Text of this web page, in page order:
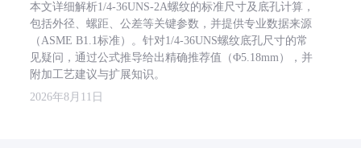
本文详细解析1/4-36UNS-2A螺纹的标准尺寸及底孔计算，
包括外径、螺距、公差等关键参数，并提供专业数据来源
（ASME B1.1标准）。针对1/4-36UNS螺纹底孔尺寸的常
见疑问，通过公式推导给出精确推荐值（Φ5.18mm），并
附加工艺建议与扩展知识。
2026年8月11日